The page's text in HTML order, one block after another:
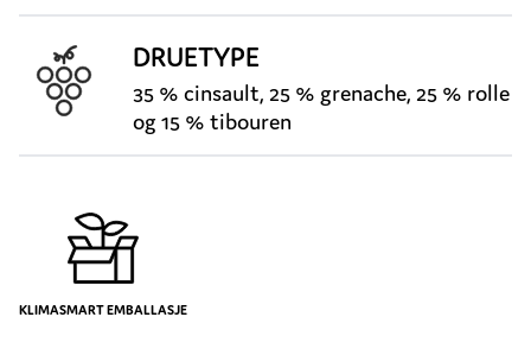
DRUETYPE
35 % cinsault, 25 % grenache, 25 % rolle
og 15 % tibouren
KLIMASMART EMBALLASJE